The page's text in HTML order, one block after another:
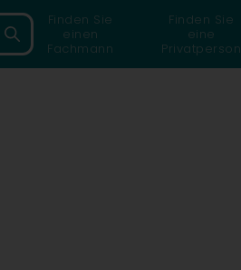
Finden Sie
einen
Fachmann
Finden Sie
eine
Privatperson